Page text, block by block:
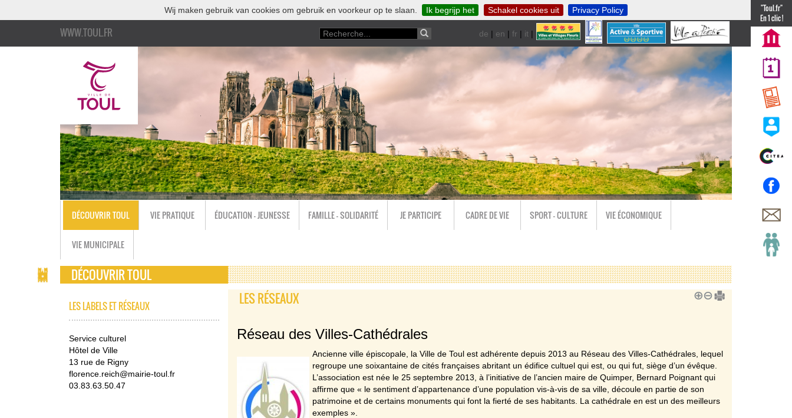
Wij maken gebruik van cookies om gebruik en voorkeur op te slaan. Ik begrijp het Schakel cookies uit Privacy Policy
WWW.TOUL.FR de | en | fr | it | nl
"Toul.fr"
En 1 clic !
DÉCOUVRIR TOUL VIE PRATIQUE ÉDUCATION - JEUNESSE FAMILLE - SOLIDARITÉ JE PARTICIPE CADRE DE VIE SPORT - CULTURE VIE ÉCONOMIQUE
VIE MUNICIPALE
DÉCOUVRIR TOUL
LES LABELS ET RÉSEAUX
Service culturel
Hôtel de Ville
13 rue de Rigny
florence.reich@mairie-toul.fr
03.83.63.50.47
LES RÉSEAUX
Réseau des Villes-Cathédrales
Ancienne ville épiscopale, la Ville de Toul est adhérente depuis 2013 au Réseau des Villes-Cathédrales, lequel
regroupe une soixantaine de cités françaises abritant un édifice cultuel qui est, ou qui fut, siège d’un évêque.
L’association est née le 25 septembre 2013, à l’initiative de l’ancien maire de Quimper, Bernard Poignant qui
affirme que « le sentiment d’appartenance d’une population vis-à-vis de sa ville, découle en partie de son
patrimoine et de certains monuments qui font la fierté de ses habitants. La cathédrale en est un des meilleurs
exemples ».